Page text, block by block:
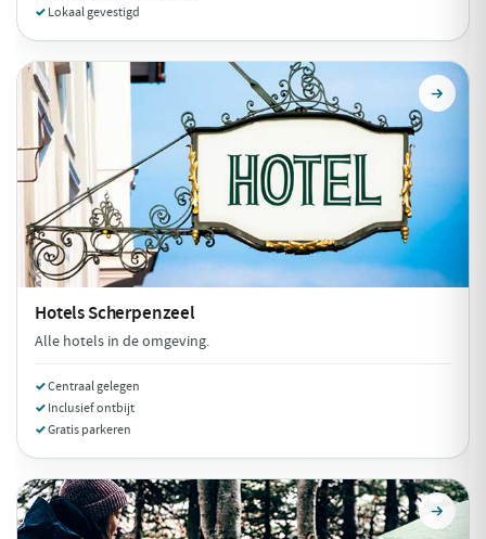
Lokaal gevestigd
HotelsScherpenzeel
Alle hotels in de omgeving.
Centraal gelegen
Inclusief ontbijt
Gratis parkeren